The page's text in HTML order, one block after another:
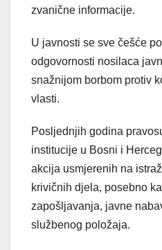
zvanične informacije.
U javnosti se sve češće
odgovornosti nosilaca
snažnijom borbom protiv
vlasti.
Posljednjih godina
institucije u Bosni i
akcija usmjerenih na
krivičnih djela, posebno
zapošljavanja, javne
službenog položaja.